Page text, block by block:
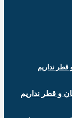
و قطر نداریم